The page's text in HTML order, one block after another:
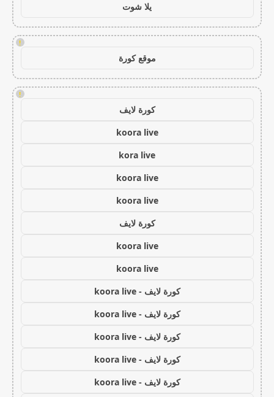
يلا شوت
!
موقع كورة
!
كورة لايف
koora live
kora live
koora live
koora live
كورة لايف
koora live
koora live
كورة لايف - koora live
كورة لايف - koora live
كورة لايف - koora live
كورة لايف - koora live
كورة لايف - koora live